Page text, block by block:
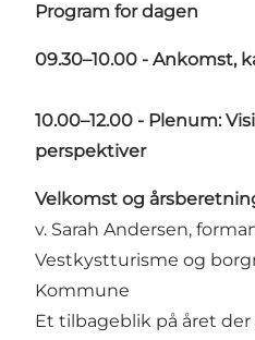
Program for dagen
09.30–10.00 - Ankomst,
10.00–12.00 - Plenum:
perspektiver
Velkomst og
v. Sarah Andersen,
Vestkystturisme og
Kommune
Et tilbageblik på året